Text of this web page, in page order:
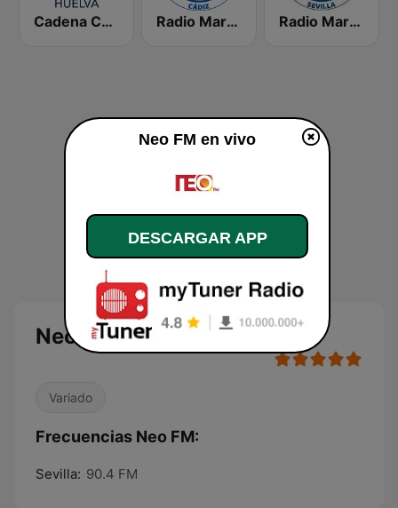
Cadena COPE Huelva Radio Marca Cádiz Radio Marca Sevilla
Neo FM en directo
Variado
Frecuencias Neo FM:
Sevilla: 90.4 FM
Neo FM en vivo
DESCARGAR APP